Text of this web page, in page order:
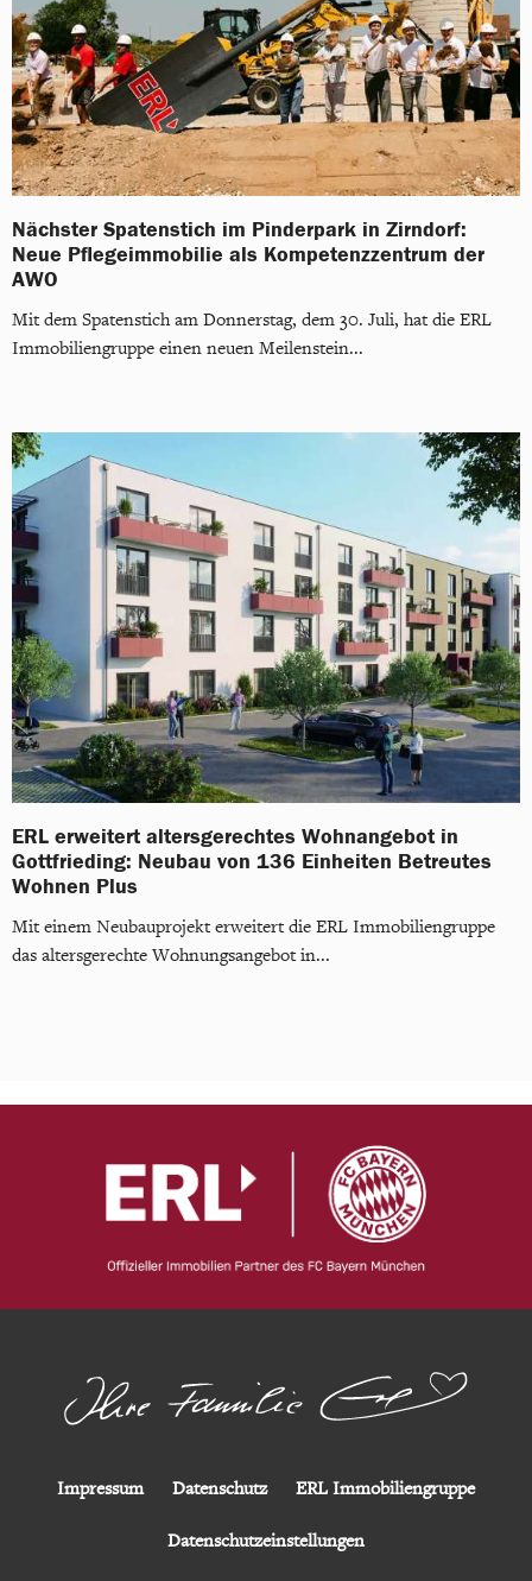
Nächster Spatenstich im Pinderpark in Zirndorf:
Neue Pflegeimmobilie als Kompetenzzentrum der
AWO
Mit dem Spatenstich am Donnerstag, dem 30. Juli, hat die ERL
Immobiliengruppe einen neuen Meilenstein...
ERL erweitert altersgerechtes Wohnangebot in
Gottfrieding: Neubau von 136 Einheiten Betreutes
Wohnen Plus
Mit einem Neubauprojekt erweitert die ERL Immobiliengruppe
das altersgerechte Wohnungsangebot in...
Impressum Datenschutz ERL Immobiliengruppe
Datenschutzeinstellungen